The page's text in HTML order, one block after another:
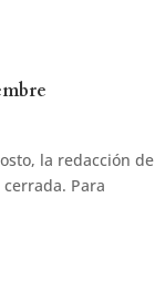
la redacción de
Para